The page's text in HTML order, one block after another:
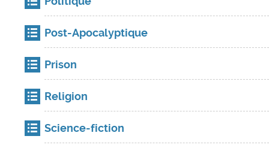
Post-Apocalyptique
Prison
Religion
Science-fiction